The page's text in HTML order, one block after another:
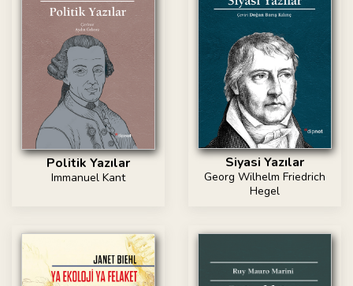
Politik Yazılar
Immanuel Kant
Siyasi Yazılar
Georg Wilhelm Friedrich
Hegel